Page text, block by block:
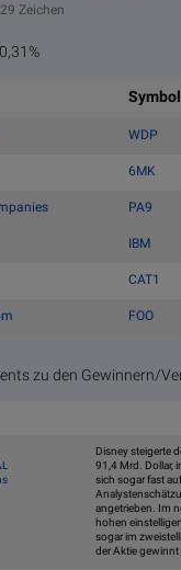
Zeichen
Symbol
WDP
6MK
PA9
IBM
CAT1
FOO
zu den Gewinnern/
Disney steigerte
91,4 Mrd. Dollar,
sich sogar fast
angetrieben. Im
hohen
sogar im
der Aktie gewinnt